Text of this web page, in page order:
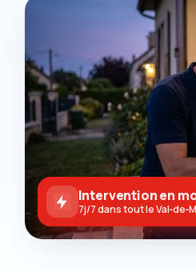
Intervention en
7j/7 dans tout le